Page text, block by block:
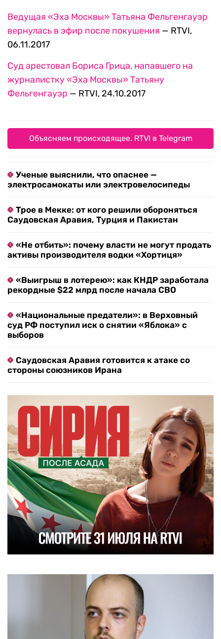
Ведущая «Эха Москвы» Татьяна Фельгенгауэр
вернулась в эфир после покушения — RTVI,
06.11.2017
Суд арестовал Бориса Грица, напавшего на
журналистку «Эха Москвы» Татьяну
Фельгенгауэр — RTVI, 24.10.2017
Объясняем происходящее. RTVI в Telegram
Ученые выяснили, что опаснее —
электросамокаты или электровелосипеды
Трое в Мекке: от кого решили обороняться
Саудовская Аравия, Турция и Пакистан
«Не отбить»: почему власти не могут продать
активы производителя водки «Хортиця»
«Выигрыш в лотерею»: как КНДР заработала
рекордные $22 млрд после начала СВО
«Национальные предатели»: в Верховный
суд РФ поступил иск о снятии «Яблока» с
выборов
Саудовская Аравия готовится к атаке со
стороны союзников Ирана